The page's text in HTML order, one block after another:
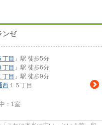
ンゼ
丁目 」駅 徒歩5分
丁目 」駅 徒歩6分
丁目 」駅 徒歩9分
西 １５丁目
： 1室